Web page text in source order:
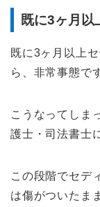
既に3ヶ月以
既に3ヶ月以上
ら、非常事態で
こうなってしま
護士・司法書士
この段階でセデ
は傷がついたま